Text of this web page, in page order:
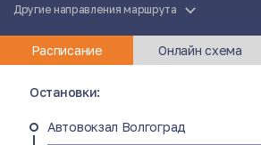
Другие направления маршрута
Расписание Онлайн схема
Остановки:
Автовокзал Волгоград